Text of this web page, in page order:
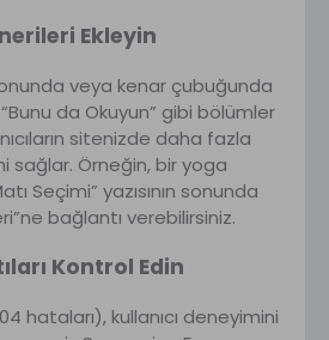
Ekleyin
sonunda veya kenar çubuğunda
“Bunu da Okuyun” gibi bölümler
sitenizde daha fazla
sağlar. Örneğin, bir yoga
Seçimi” yazısının sonunda
bağlantı verebilirsiniz.
Kontrol Edin
hataları), kullanıcı deneyimini